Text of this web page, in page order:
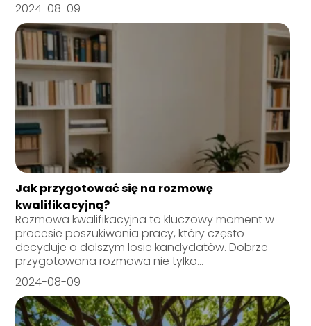
2024-08-09
Jak przygotować się na rozmowę
kwalifikacyjną?
Rozmowa kwalifikacyjna to kluczowy moment w
procesie poszukiwania pracy, który często
decyduje o dalszym losie kandydatów. Dobrze
przygotowana rozmowa nie tylko...
2024-08-09